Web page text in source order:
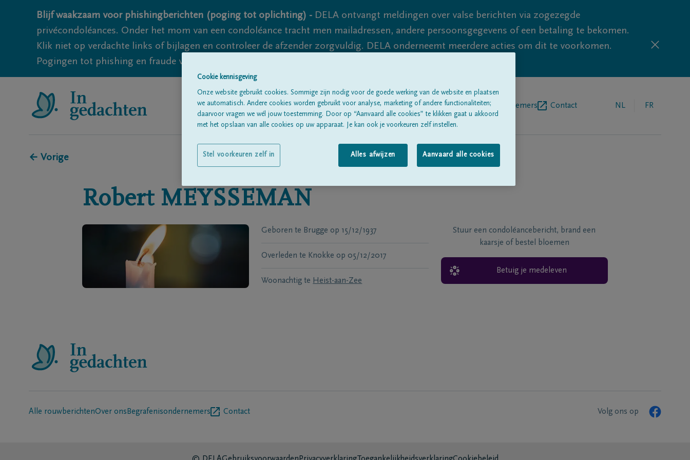
Blijf waakzaam voor phishingberichten (poging tot oplichting) - DELA ontvangt meldingen over valse berichten via zogezegde
privécondoléances. Onder het mom van een condoléance tracht men mailadressen, andere persoonsgegevens of een betaling te bekomen.
Klik niet op verdachte links of bijlagen en controleer de afzender zorgvuldig. DELA onderneemt meerdere acties om dit te voorkomen.
Pogingen tot phishing en fraude vallen echter nooit volledig uit te sluiten, dus blijf waakzaam.
Alle rouwberichten Over onsBegrafenisondernemers Contact NL FR
← Vorige
Robert MEYSSEMAN
Geboren te Brugge op 15/12/1937
Overleden te Knokke op 05/12/2017
Woonachtig te Heist-aan-Zee
Stuur een condoléancebericht, brand een
kaarsje of bestel bloemen
Betuig je medeleven
Alle rouwberichtenOver ons Begrafenisondernemers Contact Volg ons op
Cookie kennisgeving
Onze website gebruikt cookies. Sommige zijn nodig voor de goede werking van de website en plaatsen
we automatisch. Andere cookies worden gebruikt voor analyse, marketing of andere functionaliteiten;
daarvoor vragen we wél jouw toestemming. Door op “Aanvaard alle cookies” te klikken gaat u akkoord
met het opslaan van alle cookies op uw apparaat. Je kan ook je voorkeuren zelf instellen.
Alles afwijzen Aanvaard alle cookies
Stel voorkeuren zelf in